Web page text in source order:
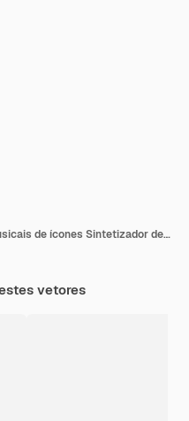
Conjunto de instrumentos musicais de ícones Sintetizador de guitarra violino violoncelo tambor pratos saxofone acordeão
vetores